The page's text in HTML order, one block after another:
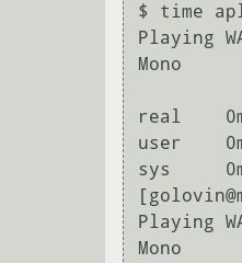
$ time
Playing
Mono
real	0m1.505s
user	0m0.000s
sys	0m0.003s
Playing
Mono